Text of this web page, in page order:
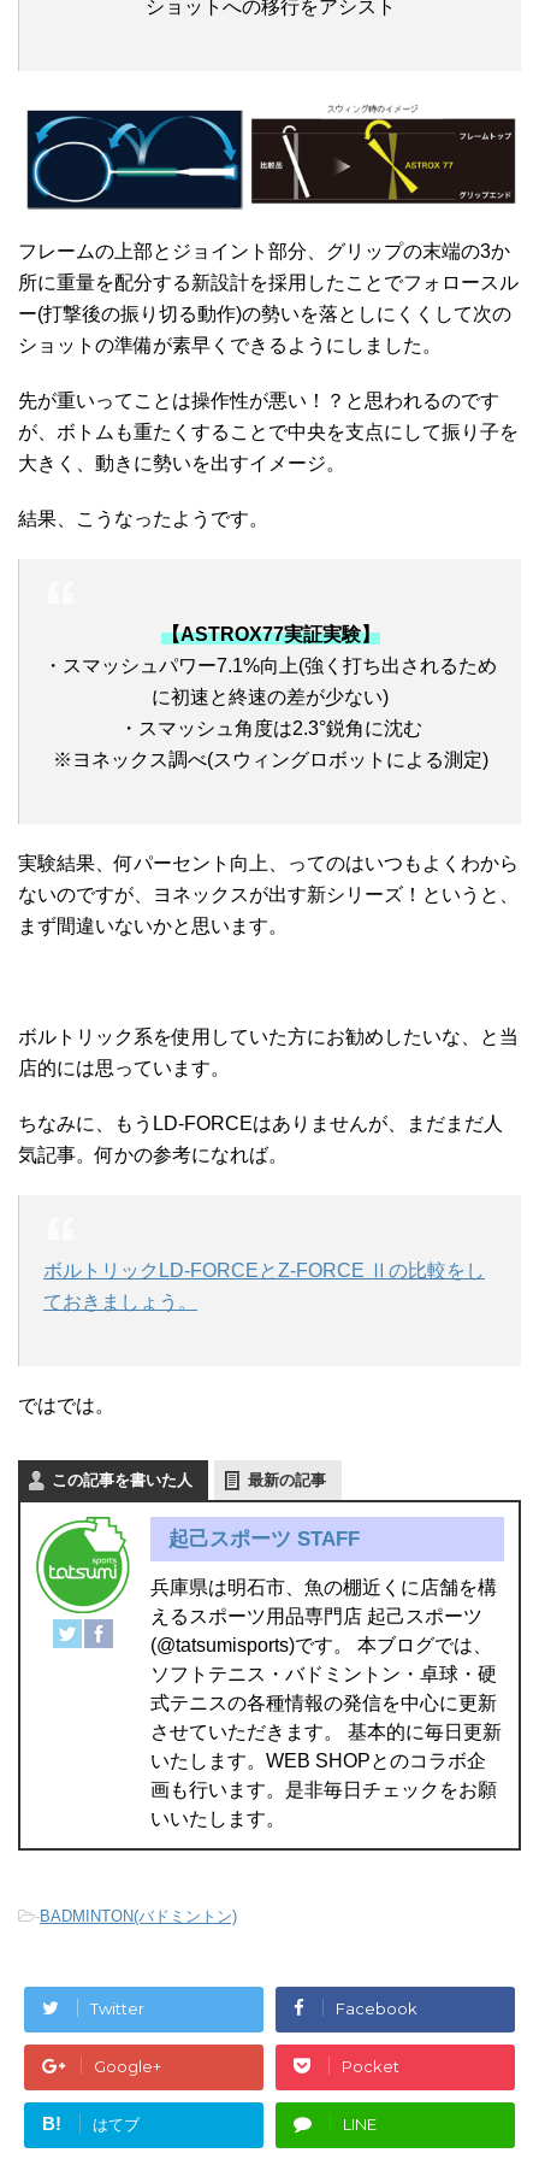
ショットへの移行をアシスト
フレームの上部とジョイント部分、グリップの末端の3か
所に重量を配分する新設計を採用したことでフォロースル
ー(打撃後の振り切る動作)の勢いを落としにくくして次の
ショットの準備が素早くできるようにしました。
先が重いってことは操作性が悪い！？と思われるのです
が、ボトムも重たくすることで中央を支点にして振り子を
大きく、動きに勢いを出すイメージ。
結果、こうなったようです。
【ASTROX77実証実験】
・スマッシュパワー7.1%向上(強く打ち出されるため
に初速と終速の差が少ない)
・スマッシュ角度は2.3°鋭角に沈む
※ヨネックス調べ(スウィングロボットによる測定)
実験結果、何パーセント向上、ってのはいつもよくわから
ないのですが、ヨネックスが出す新シリーズ！というと、
まず間違いないかと思います。
ボルトリック系を使用していた方にお勧めしたいな、と当
店的には思っています。
ちなみに、もうLD-FORCEはありませんが、まだまだ人
気記事。何かの参考になれば。
ボルトリックLD-FORCEとZ-FORCE Ⅱの比較をし
ておきましょう。
ではでは。
この記事を書いた人 最新の記事
起己スポーツ STAFF
兵庫県は明石市、魚の棚近くに店舗を構
えるスポーツ用品専門店 起己スポーツ
(@tatsumisports)です。 本ブログでは、
ソフトテニス・バドミントン・卓球・硬
式テニスの各種情報の発信を中心に更新
させていただきます。 基本的に毎日更新
いたします。WEB SHOPとのコラボ企
画も行います。是非毎日チェックをお願
いいたします。
-BADMINTON(バドミントン)
Twitter Facebook
Google+ Pocket
B! はてブ LINE